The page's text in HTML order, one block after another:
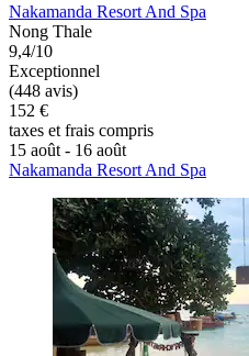
Nakamanda Resort And Spa
Nong Thale
9,4/10
Exceptionnel
(448 avis)
152 €
taxes et frais compris
15 août - 16 août
Nakamanda Resort And Spa